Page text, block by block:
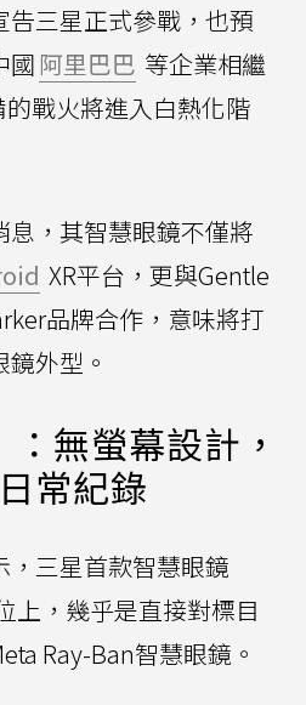
三星正式參戰，也預
國 阿里巴巴 等企業相繼
戰火將進入白熱化階
，其智慧眼鏡不僅將
XR平台，更與Gentle
品牌合作，意味將打
外型。
無螢幕設計，
常紀錄
三星首款智慧眼鏡
上，幾乎是直接對標目
Ray-Ban智慧眼鏡。